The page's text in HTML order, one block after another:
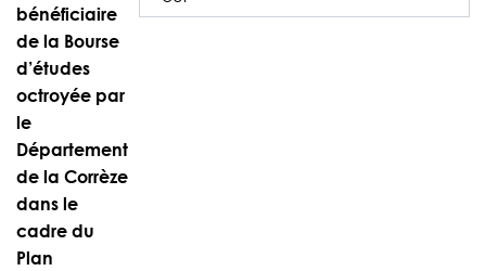
bénéficiaire
de la Bourse
d’études
octroyée par
le
Département
de la Corrèze
dans le
cadre du
Plan